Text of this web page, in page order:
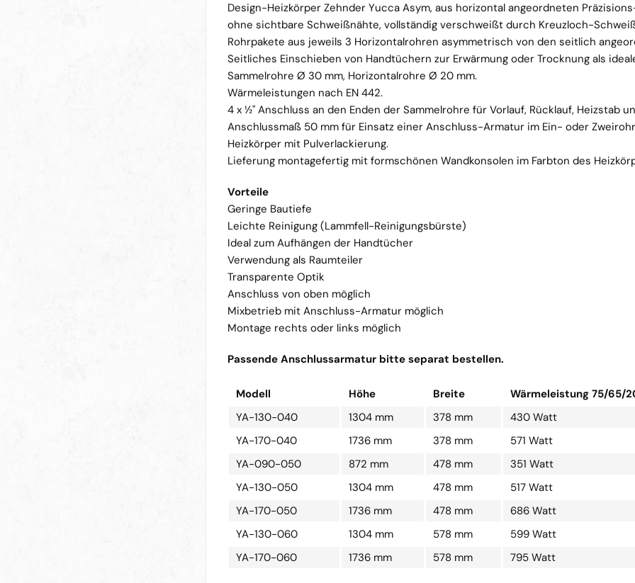
Design-Heizkörper Zehnder Yucca Asym, aus horizontal angeordneten
ohne sichtbare Schweißnähte, vollständig verschweißt durch Kreuzloch-
Rohrpakete aus jeweils 3 Horizontalrohren asymmetrisch von den seitlich
Seitliches Einschieben von Handtüchern zur Erwärmung oder Trocknung als
Sammelrohre Ø 30 mm, Horizontalrohre Ø 20 mm.
Wärmeleistungen nach EN 442.
4 x ½" Anschluss an den Enden der Sammelrohre für Vorlauf, Rücklauf, Heizstab
Anschlussmaß 50 mm für Einsatz einer Anschluss-Armatur im Ein- oder
Heizkörper mit Pulverlackierung.
Lieferung montagefertig mit formschönen Wandkonsolen im Farbton des
Vorteile
Geringe Bautiefe
Leichte Reinigung (Lammfell-Reinigungsbürste)
Ideal zum Aufhängen der Handtücher
Verwendung als Raumteiler
Transparente Optik
Anschluss von oben möglich
Mixbetrieb mit Anschluss-Armatur möglich
Montage rechts oder links möglich
Passende Anschlussarmatur bitte separat bestellen.
Modell Höhe Breite
Wärmeleistung 75/65/
YA-130-040
1304 mm 378 mm
430 Watt
YA-170-040
1736 mm 378 mm
571 Watt
YA-090-050
872 mm 478 mm
351 Watt
YA-130-050
1304 mm 478 mm
517 Watt
YA-170-050
1736 mm 478 mm
686 Watt
YA-130-060
1304 mm 578 mm
599 Watt
YA-170-060
1736 mm 578 mm 795 Watt